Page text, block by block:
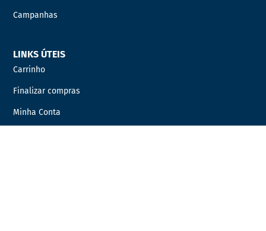
Campanhas
LINKS ÚTEIS
Carrinho
Finalizar compras
Minha Conta